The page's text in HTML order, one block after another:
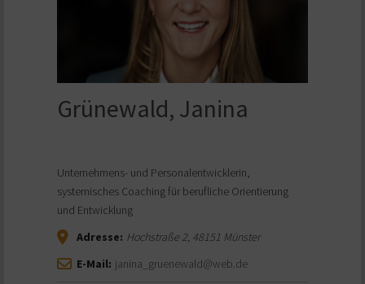
Grünewald, Janina
Unternehmens- und Personalentwicklerin,
systemisches Coaching für berufliche Orientierung
und Entwicklung
Adresse: Hochstraße 2, 48151 Münster
E-Mail: janina_gruenewald@web.de